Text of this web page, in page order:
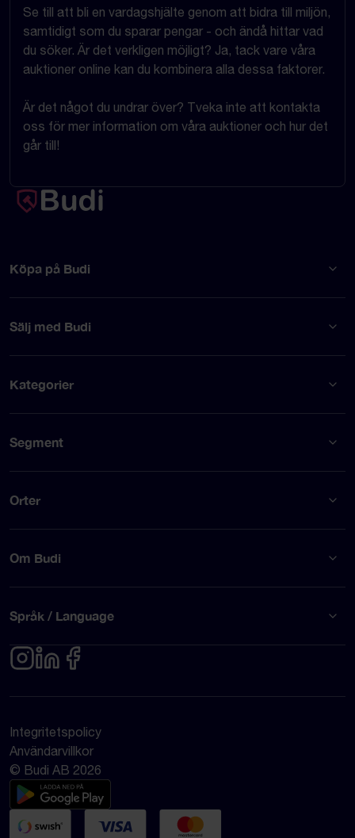
Se till att bli en vardagshjälte genom att bidra till miljön,
samtidigt som du sparar pengar - och ändå hittar vad
du söker. Är det verkligen möjligt? Ja, tack vare våra
auktioner online kan du kombinera alla dessa faktorer.
Är det något du undrar över? Tveka inte att kontakta
oss för mer information om våra auktioner och hur det
går till!
Köpa på Budi
Sälj med Budi
Kategorier
Segment
Orter
Om Budi
Språk / Language
Integritetspolicy
Användarvillkor
© Budi AB 2026